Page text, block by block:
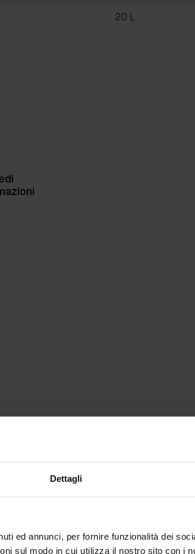
Dettagli
ed annunci, per fornire funzionalità dei
sul modo in cui utilizza il nostro sito con i
20 L